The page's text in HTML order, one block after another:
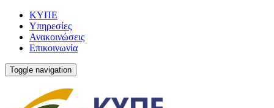
ΚΥΠΕ
Υπηρεσίες
Ανακοινώσεις
Επικοινωνία
Toggle navigation